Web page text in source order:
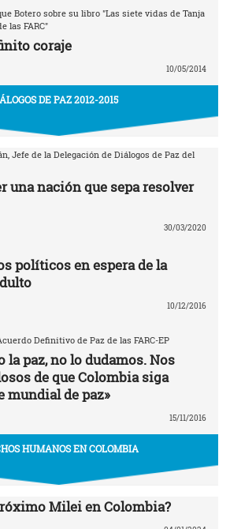
Botero sobre su libro "Las siete vidas de Tanja
las FARC"
coraje
10/05/2014
DE PAZ 2012-2015
Jefe de la Delegación de Diálogos de Paz del
una nación que sepa resolver
30/03/2020
políticos en espera de la
10/12/2016
Definitivo de Paz de las FARC-EP
la paz, no lo dudamos. Nos
de que Colombia siga
mundial de paz»
15/11/2016
HUMANOS EN COLOMBIA
Milei en Colombia?